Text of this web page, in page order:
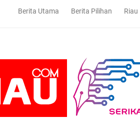
Berita Utama Berita Pilihan Riau